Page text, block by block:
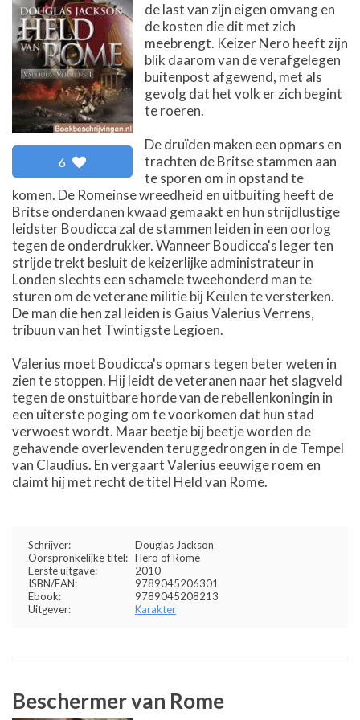
6
de last van zijn eigen omvang en
de kosten die dit met zich
meebrengt. Keizer Nero heeft zijn
blik daarom van de verafgelegen
buitenpost afgewend, met als
gevolg dat het volk er zich begint
te roeren.
De druïden maken een opmars en
trachten de Britse stammen aan
te sporen om in opstand te
komen. De Romeinse wreedheid en uitbuiting heeft de
Britse onderdanen kwaad gemaakt en hun strijdlustige
leidster Boudicca zal de stammen leiden in een oorlog
tegen de onderdrukker. Wanneer Boudicca's leger ten
strijde trekt besluit de keizerlijke administrateur in
Londen slechts een schamele tweehonderd man te
sturen om de veterane militie bij Keulen te versterken.
De man die hen zal leiden is Gaius Valerius Verrens,
tribuun van het Twintigste Legioen.
Valerius moet Boudicca's opmars tegen beter weten in
zien te stoppen. Hij leidt de veteranen naar het slagveld
tegen de onstuitbare horde van de rebellenkoningin in
een uiterste poging om te voorkomen dat hun stad
verwoest wordt. Maar beetje bij beetje worden de
gehavende overlevenden teruggedrongen in de Tempel
van Claudius. En vergaart Valerius eeuwige roem en
claimt hij met recht de titel Held van Rome.
Schrijver:
Douglas Jackson
Oorspronkelijke titel: Hero of Rome
Eerste uitgave:
2010
ISBN/EAN:
9789045206301
Ebook:
9789045208213
Uitgever:
Karakter
Beschermer van Rome